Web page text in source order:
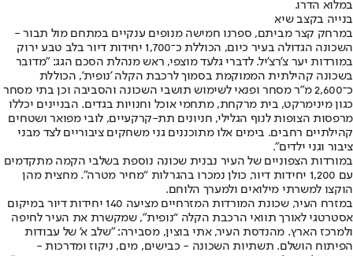
במלוא הדרו.
בנייה בקצב שיא
במרחק קצר מביתם, ספרנו חמישה מנופים ענקיים במתחם מול תבור -
השכונה הגדולה בעיר כיום, הכוללת כ־1,700 יחידות דיור בלב טבע ירוק
במורדות יער צ'רצ'יל. לדברי גלעד מוצפי, ראש מנהלת הסכם הגג: "מדובר
בשכונה קהילתית הממוקמת בסמוך לרכבת הקלה 'נופית', הכוללת
כ־2,600 מ"ר מסחר ופנאי לשימוש תושבי השכונה והסביבה וכן בתי מסחר
כגון מינימרקט, בית מרקחת, מתחמי אוכל וחנויות בגדים. הבניינים יכללו
מרפסות הצופות לנוף הגלילי, חניונים תת-קרקעיים, לובי מפואר ושטחים
קהילתיים רחבים. בימים אלו מתוכננים גני משחקים ציבוריים לצד מבני
ציבור וגני ילדים".
במורדות הצפוניים של העיר נבנית שכונה נוספת בשלבי הקמה מתקדמים
עם 1,200 יחידות דיור, כולן נמכרו בהגרלות “מחיר מטרה”. מחצית מהן
הוקצו למשרתי מילואים ולמערך הלוחם.
במזרח העיר, שכונת המורדות המזרחיים מציעה 140 יחידות דיור במיקום
אסטרטגי לאורך תוואי הרכבת הקלה “נופית”, שמקשרת את העיר לחיפה
ולמרכז הארץ. מהנדסת העיר, אתי בוצין, מסבירה: "שלב א' של עבודות
הפיתוח הושלם. תשתיות השכונה - כבישים, מים, ניקוז ומדרכות -